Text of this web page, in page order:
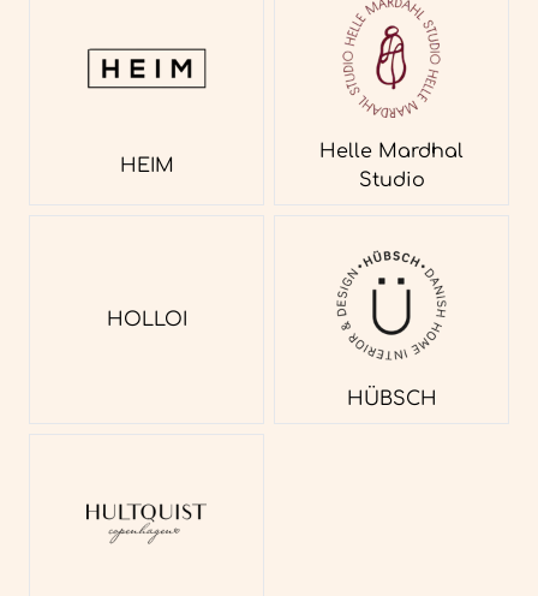
HEIM
Helle Mardhal
Studio
HOLLOI
HÜBSCH